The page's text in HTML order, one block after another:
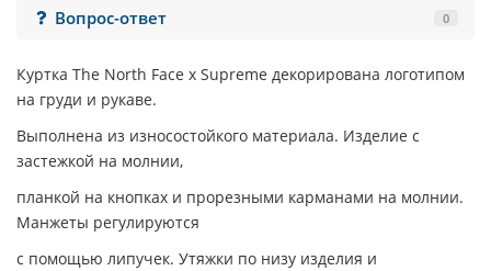
Вопрос-ответ
0
Куртка The North Face x Supreme декорирована логотипом
на груди и рукаве.
Выполнена из износостойкого материала. Изделие с
застежкой на молнии,
планкой на кнопках и прорезными карманами на молнии.
Манжеты регулируются
с помощью липучек. Утяжки по низу изделия и